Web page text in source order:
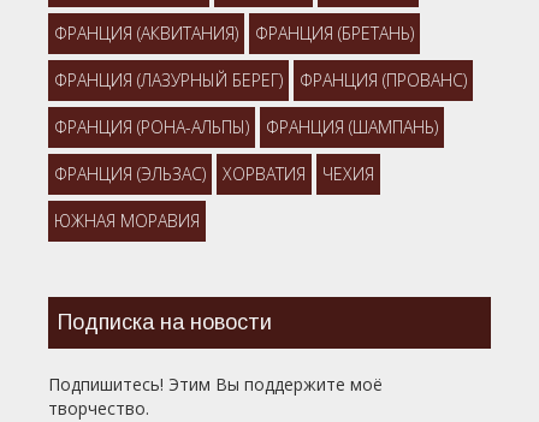
ФРАНЦИЯ (АКВИТАНИЯ) ФРАНЦИЯ (БРЕТАНЬ)
ФРАНЦИЯ (ЛАЗУРНЫЙ БЕРЕГ) ФРАНЦИЯ (ПРОВАНС)
ФРАНЦИЯ (РОНА-АЛЬПЫ) ФРАНЦИЯ (ШАМПАНЬ)
ФРАНЦИЯ (ЭЛЬЗАС) ХОРВАТИЯ ЧЕХИЯ
ЮЖНАЯ МОРАВИЯ
Подписка на новости
Подпишитесь! Этим Вы поддержите моё
творчество.